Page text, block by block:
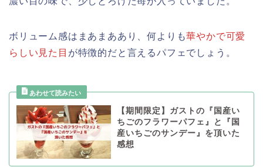
ボリューム感はまあまああり、何よりも華やかで可愛
らしい見た目 が特徴的だと言えるパフェでしょう。
【期間限定】ガストの『国産い
ちごのフラワーパフェ』と『国
産いちごのサンデー』を頂いた
感想